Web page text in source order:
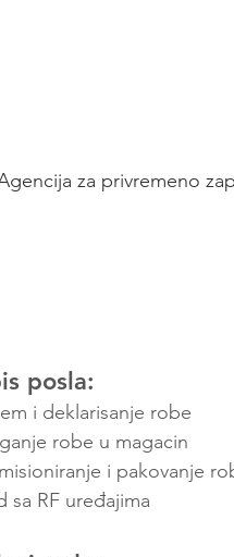
za privremeno
posla:
i deklarisanje robe
robe u magacin
i pakovanje
sa RF uređajima